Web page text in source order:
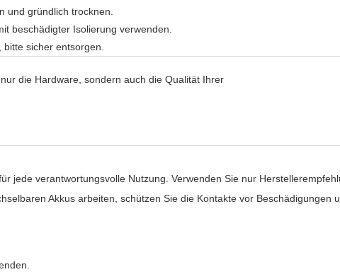
und gründlich trocknen.
beschädigter Isolierung verwenden.
sicher entsorgen.
die Hardware, sondern auch die Qualität Ihrer
jede verantwortungsvolle Nutzung. Verwenden Sie nur
Akkus arbeiten, schützen Sie die Kontakte vor